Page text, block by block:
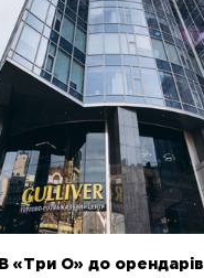
«Три О» до орендарів